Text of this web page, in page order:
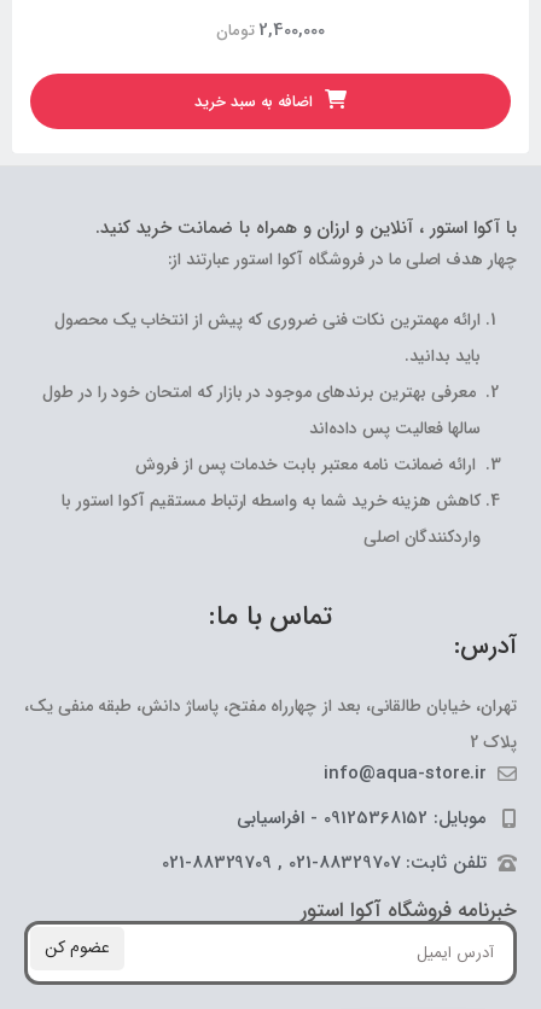
تومان2,400,000
اضافه به سبد خرید
با آکوا استور ، آنلاین و ارزان و همراه با ضمانت خرید کنید.
چهار هدف اصلی ما در فروشگاه آکوا استور عبارتند از:
ارائه مهمترین نکات فنی ضروری که پیش از انتخاب یک محصول
باید بدانید.
معرفی بهترین برندهای موجود در بازار که امتحان خود را در طول
سالها فعالیت پس داده‌اند
ارائه ضمانت نامه معتبر بابت خدمات پس از فروش
کاهش هزینه خرید شما به واسطه ارتباط مستقیم آکوا استور با
واردکنندگان اصلی
تماس با ما:
آدرس:
تهران، خیابان طالقانی، بعد از چهارراه مفتح، پاساژ دانش، طبقه منفی یک،
پلاک 2
info@aqua-store.ir
موبایل: 09125368152 - افراسیابی
تلفن ثابت: 88329707-021 , 88329709-021
خبرنامه فروشگاه آکوا استور
عضوم کن